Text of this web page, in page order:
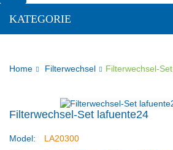
KATEGORIE
Home Filterwechsel Filterwechsel-
Filterwechsel-Set lafuente24
Model:
LA20300